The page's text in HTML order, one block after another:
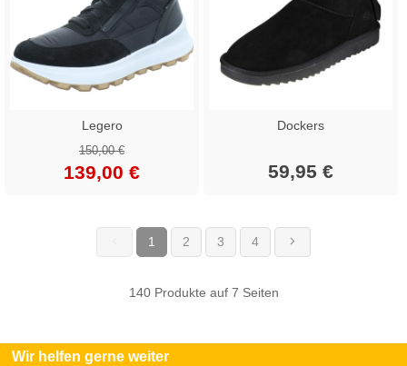
Legero
150,00 €
139,00 €
Dockers
59,95 €
1 (current)
2 3 4
140 Produkte auf 7 Seiten
Wir helfen gerne weiter